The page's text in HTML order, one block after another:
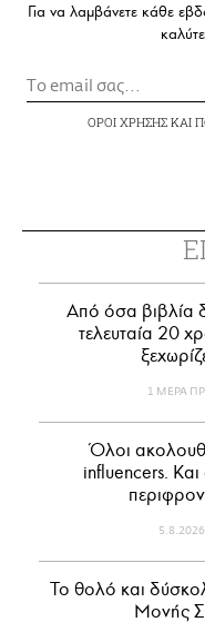
Για να λαμβάνετε κάθε
ΟΡΟΙ ΧΡΗΣΗΣΚΑΙ
Από όσα βιβλία
τελευταία 20
1 ΜΕΡΑ
Όλοι
influencers. Και
5.8.2026
Το θολό και
Μονής